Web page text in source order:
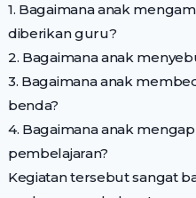
1. Bagaimana anak
diberikan guru?
2. Bagaimana anak
3. Bagaimana anak
benda?
4. Bagaimana anak
pembelajaran?
Kegiatan tersebut sangat